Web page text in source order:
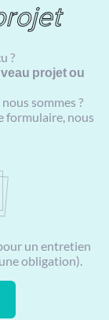
?
projet ou
sommes ?
formulaire, nous
un entretien
obligation).